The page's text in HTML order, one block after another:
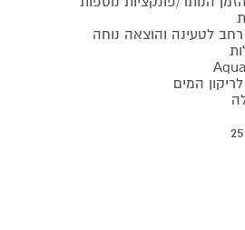
לטעינה והוצאה נוחה
לריקון המים